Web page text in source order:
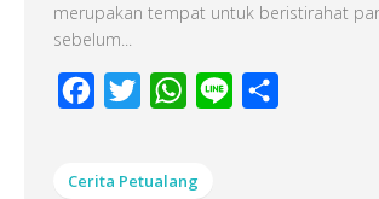
merupakan tempat untuk beristirahat
sebelum...
Facebook
Twitter WhatsApp
Line
Cerita Petualang